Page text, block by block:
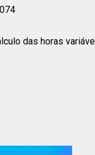
das horas